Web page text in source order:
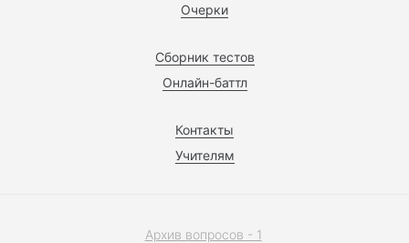
Очерки
Сборник тестов
Онлайн-баттл
Контакты
Учителям
Архив вопросов - 1